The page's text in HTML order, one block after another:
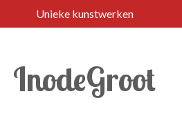
Unieke kunstwerken
InodeGroot